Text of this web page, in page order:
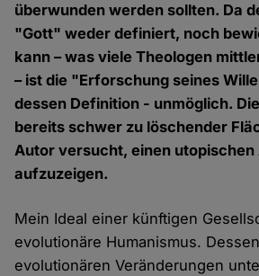
überwunden werden sollten. Da
"Gott" weder definiert, noch
kann – was viele Theologen
– ist die "Erforschung seines
dessen Definition - unmöglich.
bereits schwer zu löschender
Autor versucht, einen utopischen
aufzuzeigen.
Mein Ideal einer künftigen
evolutionäre Humanismus.
evolutionären Veränderungen